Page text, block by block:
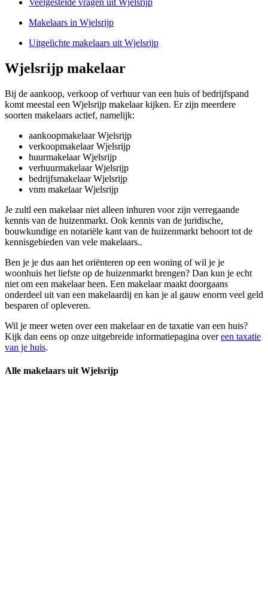
Veelgestelde vragen uit Wjelsrijp
Makelaars in Wjelsrijp
Uitgelichte makelaars uit Wjelsrijp
Wjelsrijp makelaar
Bij de aankoop, verkoop of verhuur van een huis of bedrijfspand
komt meestal een Wjelsrijp makelaar kijken. Er zijn meerdere
soorten makelaars actief, namelijk:
aankoopmakelaar Wjelsrijp
verkoopmakelaar Wjelsrijp
huurmakelaar Wjelsrijp
verhuurmakelaar Wjelsrijp
bedrijfsmakelaar Wjelsrijp
vnm makelaar Wjelsrijp
Je zultl een makelaar niet alleen inhuren voor zijn verregaande
kennis van de huizenmarkt. Ook kennis van de juridische,
bouwkundige en notariële kant van de huizenmarkt behoort tot de
kennisgebieden van vele makelaars..
Ben je je dus aan het oriënteren op een woning of wil je je
woonhuis het liefste op de huizenmarkt brengen? Dan kun je echt
niet om een makelaar heen. Een makelaar maakt doorgaans
onderdeel uit van een makelaardij en kan je al gauw enorm veel geld
besparen of opleveren.
Wil je meer weten over een makelaar en de taxatie van een huis?
Kijk dan eens op onze uitgebreide informatiepagina overeen taxatie
van je huis.
Alle makelaars uit Wjelsrijp